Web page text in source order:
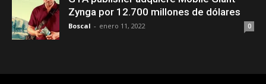
Zynga por 12.700 millones de dólares
Boscal - enero 11, 2022 0